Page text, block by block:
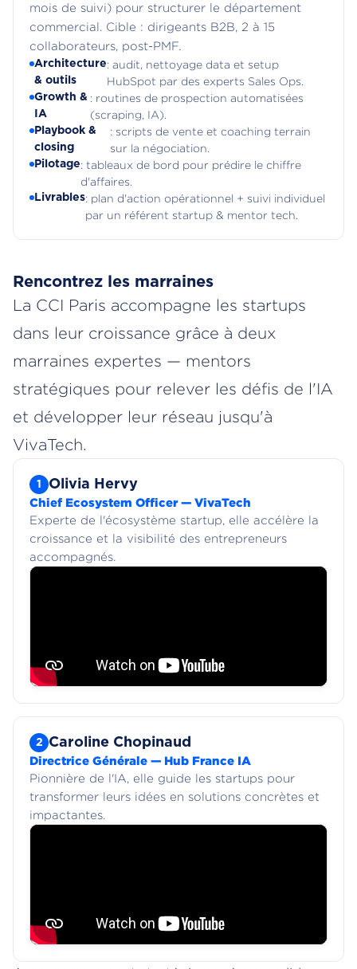
mois de suivi) pour structurer le département
commercial. Cible : dirigeants B2B, 2 à 15
collaborateurs, post-PMF.
Architecture
& outils
: audit, nettoyage data et setup
HubSpot par des experts Sales Ops.
Growth &
IA
: routines de prospection automatisées
(scraping, IA).
Playbook &
closing
: scripts de vente et coaching terrain
sur la négociation.
Pilotage: tableaux de bord pour prédire le chiffre
d'affaires.
Livrables: plan d'action opérationnel + suivi individuel
par un référent startup & mentor tech.
Rencontrez les marraines
La CCI Paris accompagne les startups
dans leur croissance grâce à deux
marraines expertes — mentors
stratégiques pour relever les défis de l'IA
et développer leur réseau jusqu'à
VivaTech.
1 Olivia Hervy
Chief Ecosystem Officer — VivaTech
Experte de l'écosystème startup, elle accélère la
croissance et la visibilité des entrepreneurs
accompagnés.
2 Caroline Chopinaud
Directrice Générale — Hub France IA
Pionnière de l'IA, elle guide les startups pour
transformer leurs idées en solutions concrètes et
impactantes.